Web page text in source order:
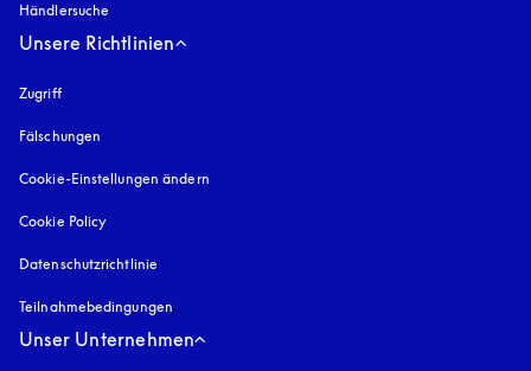
Händlersuche
Unsere Richtlinien
Zugrifföffnet sich in einem neuen Tab
Fälschungen
Cookie-Einstellungen ändern
Cookie Policy
Datenschutzrichtlinie
Teilnahmebedingungen
Unser Unternehmen